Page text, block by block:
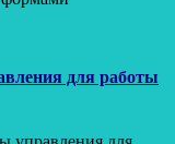
для работы